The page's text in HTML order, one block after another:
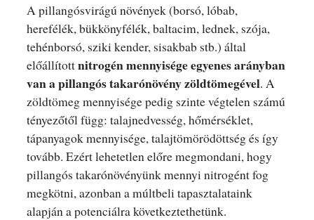
A pillangósvirágú növények (borsó, lóbab,
herefélék, bükkönyfélék, baltacim, lednek, szója,
tehénborsó, sziki kender, sisakbab stb.) által
előállítottnitrogén mennyisége egyenes arányban
van a pillangós takarónövény zöldtömegével. A
zöldtömeg mennyisége pedig szinte végtelen számú
tényezőtől függ: talajnedvesség, hőmérséklet,
tápanyagok mennyisége, talajtömörödöttség és így
tovább. Ezért lehetetlen előre megmondani, hogy
pillangós takarónövényünk mennyi nitrogént fog
megkötni, azonban a múltbeli tapasztalataink
alapján a potenciálra következtethetünk.